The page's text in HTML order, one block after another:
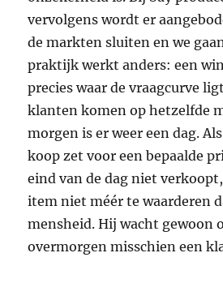
vervolgens wordt er
de markten sluiten en we
praktijk werkt anders: een
precies waar de vraagcurve
klanten komen op hetzelfde
morgen is er weer een dag.
koop zet voor een bepaalde
eind van de dag niet
item niet méér te waarderen
mensheid. Hij wacht gewoon
overmorgen misschien een